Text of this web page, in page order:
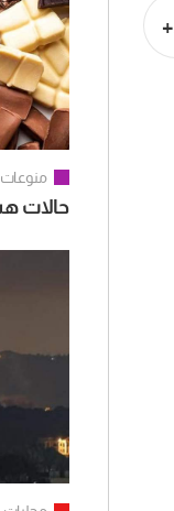
منوعات
حالات